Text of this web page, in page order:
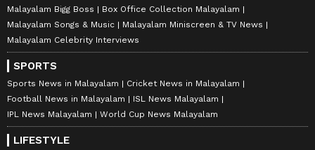
Malayalam Bigg Boss
Box Office Collection Malayalam
Malayalam Songs & Music
Malayalam Miniscreen & TV News
Malayalam Celebrity Interviews
SPORTS
Sports News in Malayalam
Cricket News in Malayalam
Football News in Malayalam
ISL News Malayalam
IPL News Malayalam
World Cup News Malayalam
LIFESTYLE